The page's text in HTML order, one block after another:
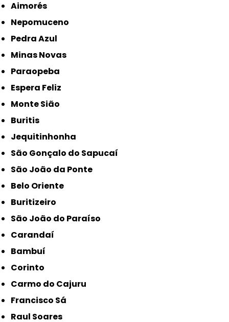
Aimorés
Nepomuceno
Pedra Azul
Minas Novas
Paraopeba
Espera Feliz
Monte Sião
Buritis
Jequitinhonha
São Gonçalo do Sapucaí
São João da Ponte
Belo Oriente
Buritizeiro
São João do Paraíso
Carandaí
Bambuí
Corinto
Carmo do Cajuru
Francisco Sá
Raul Soares